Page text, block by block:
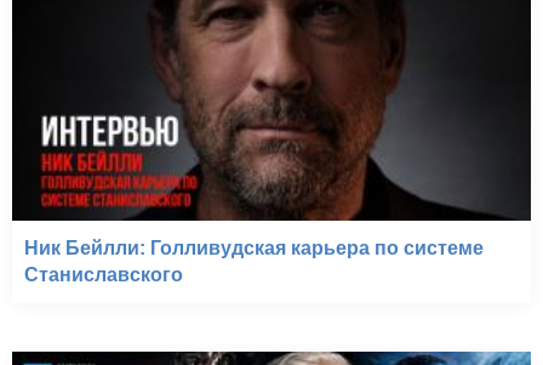
Ник Бейлли: Голливудская карьера по системе
Станиславского